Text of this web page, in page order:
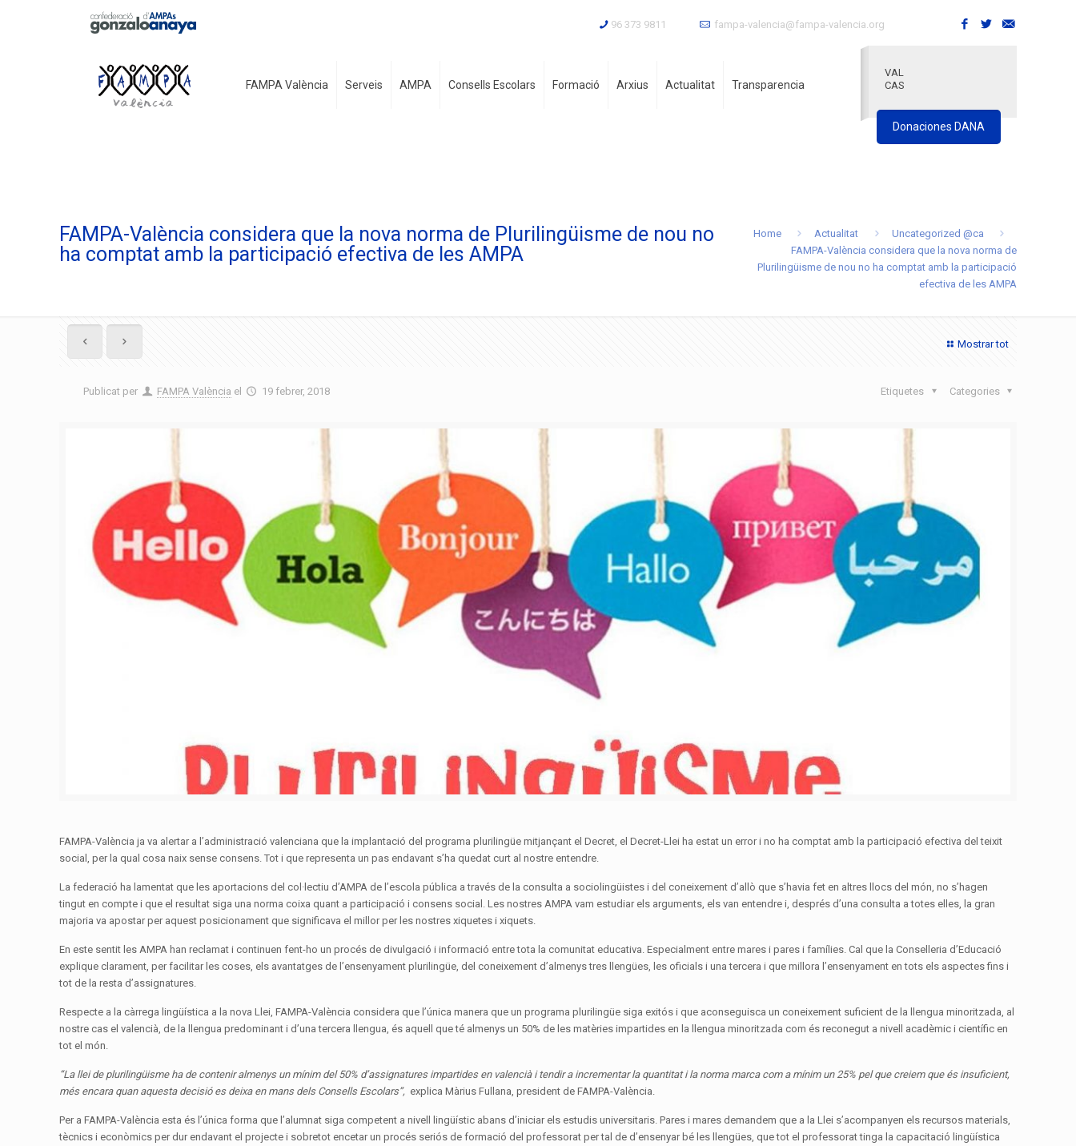
96 373 9811 fampa-valencia@fampa-valencia.org
FAMPA València Serveis AMPA Consells Escolars Formació Arxius Actualitat Transparencia
VAL
CAS
Donaciones DANA
FAMPA-València considera que la nova norma de Plurilingüisme de nou no
ha comptat amb la participació efectiva de les AMPA
Home Actualitat
Uncategorized @ca
FAMPA-València considera que la nova norma de
Plurilingüisme de nou no ha comptat amb la participació
efectiva de les AMPA
Mostrar tot
Publicat per FAMPA València el 19 febrer, 2018 Categories
Etiquetes
FAMPA-València ja va alertar a l’administració valenciana que la implantació del programa plurilingüe mitjançant el Decret, el Decret-Llei ha estat un error i no ha comptat amb la participació efectiva del teixit
social, per la qual cosa naix sense consens. Tot i que representa un pas endavant s’ha quedat curt al nostre entendre.
La federació ha lamentat que les aportacions del col·lectiu d’AMPA de l’escola pública a través de la consulta a sociolingüistes i del coneixement d’allò que s’havia fet en altres llocs del món, no s’hagen
tingut en compte i que el resultat siga una norma coixa quant a participació i consens social. Les nostres AMPA vam estudiar els arguments, els van entendre i, després d’una consulta a totes elles, la gran
majoria va apostar per aquest posicionament que significava el millor per les nostres xiquetes i xiquets.
En este sentit les AMPA han reclamat i continuen fent-ho un procés de divulgació i informació entre tota la comunitat educativa. Especialment entre mares i pares i famílies. Cal que la Conselleria d’Educació
explique clarament, per facilitar les coses, els avantatges de l’ensenyament plurilingüe, del coneixement d’almenys tres llengües, les oficials i una tercera i que millora l’ensenyament en tots els aspectes fins i
tot de la resta d’assignatures.
Respecte a la càrrega lingüística a la nova Llei, FAMPA-València considera que l’única manera que un programa plurilingüe siga exitós i que aconseguisca un coneixement suficient de la llengua minoritzada, al
nostre cas el valencià, de la llengua predominant i d’una tercera llengua, és aquell que té almenys un 50% de les matèries impartides en la llengua minoritzada com és reconegut a nivell acadèmic i científic en
tot el món.
“La llei de plurilingüisme ha de contenir almenys un mínim del 50% d’assignatures impartides en valencià i tendir a incrementar la quantitat i la norma marca com a mínim un 25% pel que creiem que és insuficient,
més encara quan aquesta decisió es deixa en mans dels Consells Escolars”, explica Màrius Fullana, president de FAMPA-València.
Per a FAMPA-València esta és l’única forma que l’alumnat siga competent a nivell lingüístic abans d’iniciar els estudis universitaris. Pares i mares demandem que a la Llei s’acompanyen els recursos materials,
tècnics i econòmics per dur endavant el projecte i sobretot encetar un procés seriós de formació del professorat per tal de d’ensenyar bé les llengües, que tot el professorat tinga la capacitació lingüística